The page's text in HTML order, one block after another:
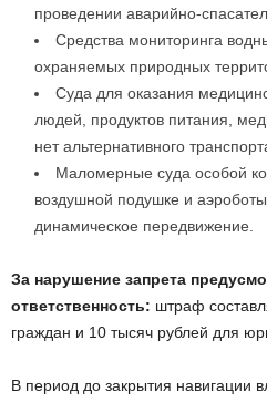
проведении аварийно-
Средства мониторинга
охраняемых природных
Суда для оказания
людей, продуктов питания,
нет альтернативного
Маломерные суда особой
воздушной подушке и
динамическое передвижение.
За нарушение запрета
ответственность: штраф
граждан и 10 тысяч рублей для
В период до закрытия навигации